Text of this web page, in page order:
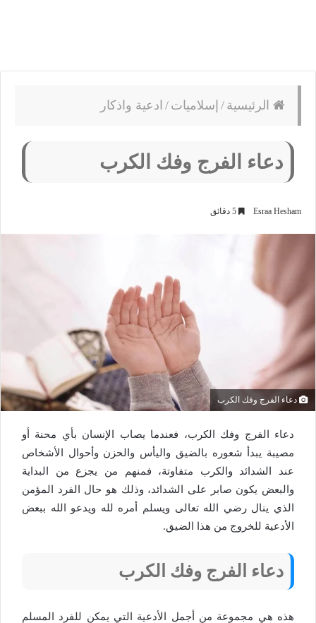
الرئيسية / إسلاميات / ادعية واذكار
دعاء الفرج وفك الكرب
Esraa Hesham
دعاء الفرج وفك الكرب
دعاء الفرج وفك الكرب، فعندما يصاب الإنسان بأي محنة أو
مصيبة يبدأ شعوره بالضيق واليأس والحزن وأحوال الأشخاص
عند الشدائد والكرب متفاوتة، فمنهم من يجزع من البداية
والبعض يكون صابر على الشدائد، وذلك هو حال الفرد المؤمن
الذي ينال رضي الله تعالى ويسلم أمره لله ويدعو الله ببعض
الأدعية للخروج من هذا الضيق.
دعاء الفرج وفك الكرب
هذه هي مجموعة من أجمل الأدعية التي يمكن للفرد المسلم